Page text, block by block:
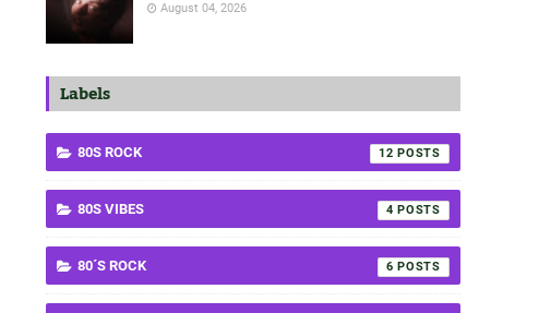
August 04, 2026
Labels
80S ROCK 12
80S VIBES 4
80´S ROCK 6